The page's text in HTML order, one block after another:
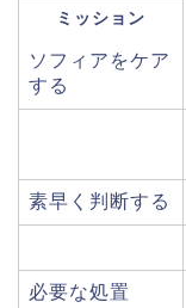
ミッション
ソフィアをケア
する
素早く判断する
必要な処置